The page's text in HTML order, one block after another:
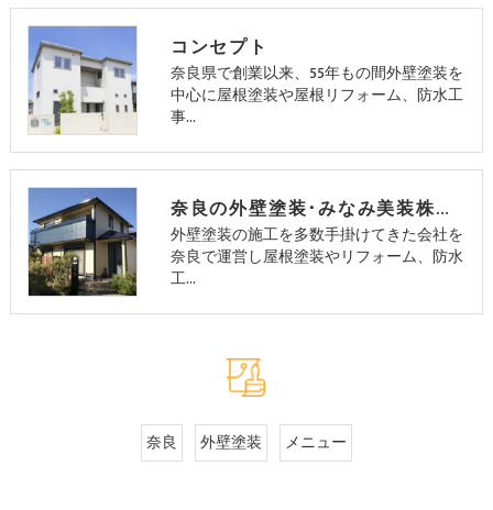
コンセプト
奈良県で創業以来、55年もの間外壁塗装を
中心に屋根塗装や屋根リフォーム、防水工
事…
奈良の外壁塗装･みなみ美装株式会社の指針
外壁塗装の施工を多数手掛けてきた会社を
奈良で運営し屋根塗装やリフォーム、防水
工…
奈良 外壁塗装 メニュー